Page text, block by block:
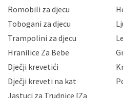
korisnika i posjetitelja web
priopćavanje osobnih
zaposlenicima kojima su
slučajevima koji su
da možete u svako doba, u
zatražiti prestanak
podataka. Opoziv privole
Romobili za djecu
Tobogani za djecu
Trampolini za djecu
Hranilice Za Bebe
Dječji krevetići
Dječji kreveti na kat
Jastuci za Trudnice [Za